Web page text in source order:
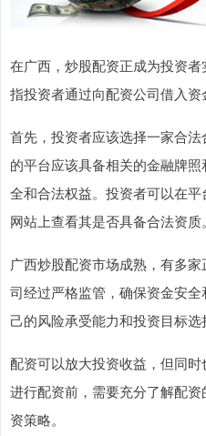
在广西，炒股配资正成为投资
指投资者通过向配资公司借入资
首先，投资者应该选择一家合
的平台应该具备相关的金融牌
全和合法权益。投资者可以在
网站上查看其是否具备合法资质。
广西炒股配资市场成熟，有多
司经过严格监管，确保资金安
己的风险承受能力和投资目标选
配资可以放大投资收益，但同
进行配资前，需要充分了解配
资策略。